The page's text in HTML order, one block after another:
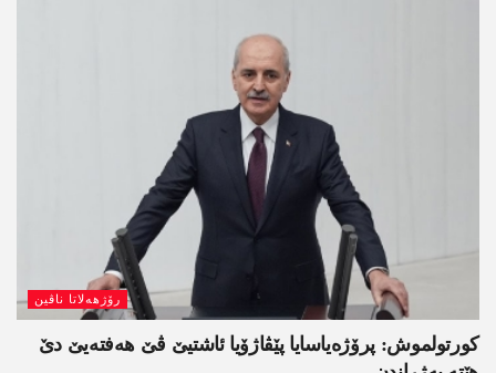
رۆژھەلاتا ناڤین
کورتولموش: پرۆژەیاسایا پێڤاژۆیا ئاشتیێ ڤێ ھەفتەیێ دێ